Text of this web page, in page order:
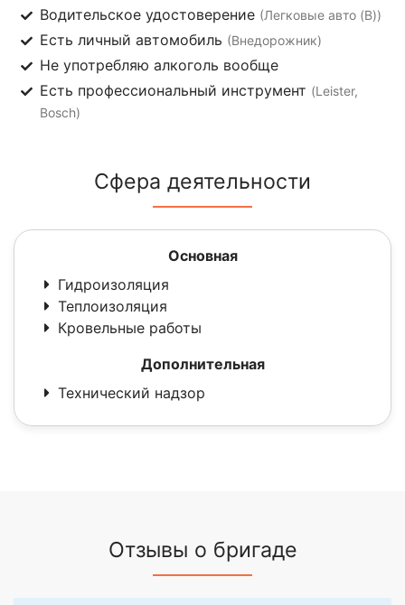
Водительское удостоверение (Легковые авто (B))
Есть личный автомобиль (Внедорожник)
Не употребляю алкоголь вообще
Есть профессиональный инструмент (Leister,
Bosch)
Сфера деятельности
Основная
Гидроизоляция
Теплоизоляция
Кровельные работы
Дополнительная
Технический надзор
Отзывы о бригаде